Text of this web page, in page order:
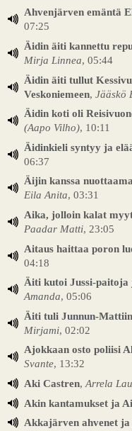
Ahvenjärven emäntä
07:25
Äidin äiti kannettu
Mirja Linnea, 05:44
Äidin äiti tullut
Veskoniemeen, Jääskö
Äidin koti oli
(Aapo Vilho), 10:11
Äidinkieli syntyy ja
06:37
Äijin kanssa
Eila Anita, 03:31
Aika, jolloin kalat
Paadar Matti, 23:05
Aitaus haittaa poron
04:18
Äiti kutoi Jussi-
Amanda, 05:06
Äiti tuli Junnun-
Mirjami, 02:02
Ajokkaan osto poliisi
Svante, 13:32
Aki Castren, Arrela
Akin kantamukset ja
Akkajärven ahvenet